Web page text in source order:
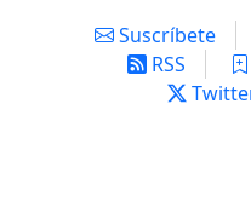
Suscríbete
RSS